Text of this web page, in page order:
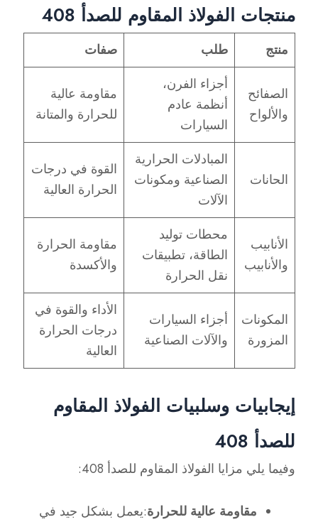
منتجات الفولاذ المقاوم للصدأ 408
منتج طلب صفات
الصفائح
والألواح
أجزاء الفرن،
أنظمة عادم
السيارات
مقاومة عالية
للحرارة والمتانة
الحانات
المبادلات الحرارية
الصناعية ومكونات
الآلات
القوة في درجات
الحرارة العالية
الأنابيب
والأنابيب
محطات توليد
الطاقة، تطبيقات
نقل الحرارة
مقاومة الحرارة
والأكسدة
المكونات
المزورة
أجزاء السيارات
والآلات الصناعية
الأداء والقوة في
درجات الحرارة
العالية
إيجابيات وسلبيات الفولاذ المقاوم
للصدأ 408
وفيما يلي مزايا الفولاذ المقاوم للصدأ 408:
مقاومة عالية للحرارة:يعمل بشكل جيد في